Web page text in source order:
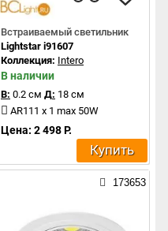
Встраиваемый светильник
Lightstar i91607
Коллекция: Intero
В наличии
В: 0.2 см Д: 18 см
AR111 x 1 max 50W
Цена: 2 498 Р.
Купить
173653